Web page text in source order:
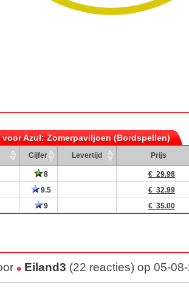
Azul: Zomerpaviljoen (Bordspellen)
Cijfer Levertijd Prijs
8
€ 29.98
9.5
€ 32.99
9 € 35.00
Eiland3 (22 reacties) op 05-